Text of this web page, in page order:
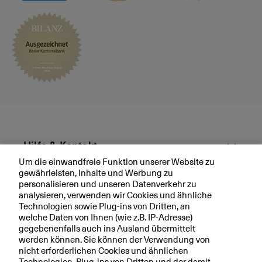
Hilfe & Kontakt
Aktuell
Ihre BKB
Um die einwandfreie Funktion unserer Website zu
gewährleisten, Inhalte und Werbung zu
personalisieren und unseren Datenverkehr zu
analysieren, verwenden wir Cookies und ähnliche
Technologien sowie Plug-ins von Dritten, an
welche Daten von Ihnen (wie z.B. IP-Adresse)
gegebenenfalls auch ins Ausland übermittelt
werden können. Sie können der Verwendung von
nicht erforderlichen Cookies und ähnlichen